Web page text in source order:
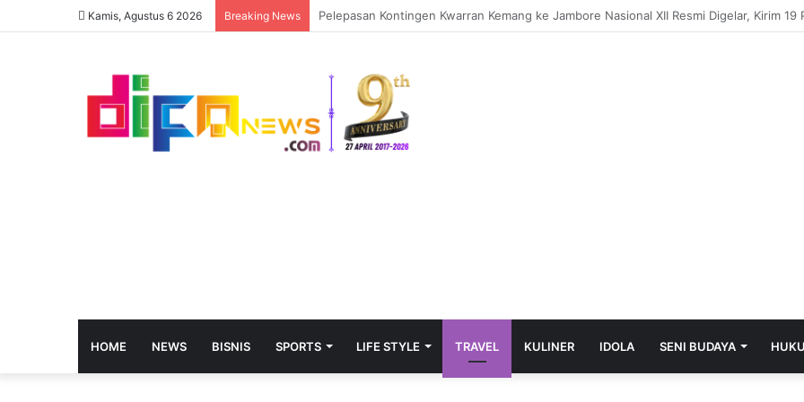
Kamis, Agustus 6 2026 Breaking News
HOME NEWS BISNIS SPORTS LIFE STYLE TRAVEL KULINER IDOLA SENI BUDAYA